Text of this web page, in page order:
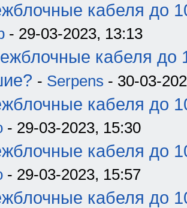
кабеля до
- 29-03-2023, 13:13
кабеля до
- Serpens - 30-03-
кабеля до
- 29-03-2023, 15:30
кабеля до
- 29-03-2023, 15:57
кабеля до